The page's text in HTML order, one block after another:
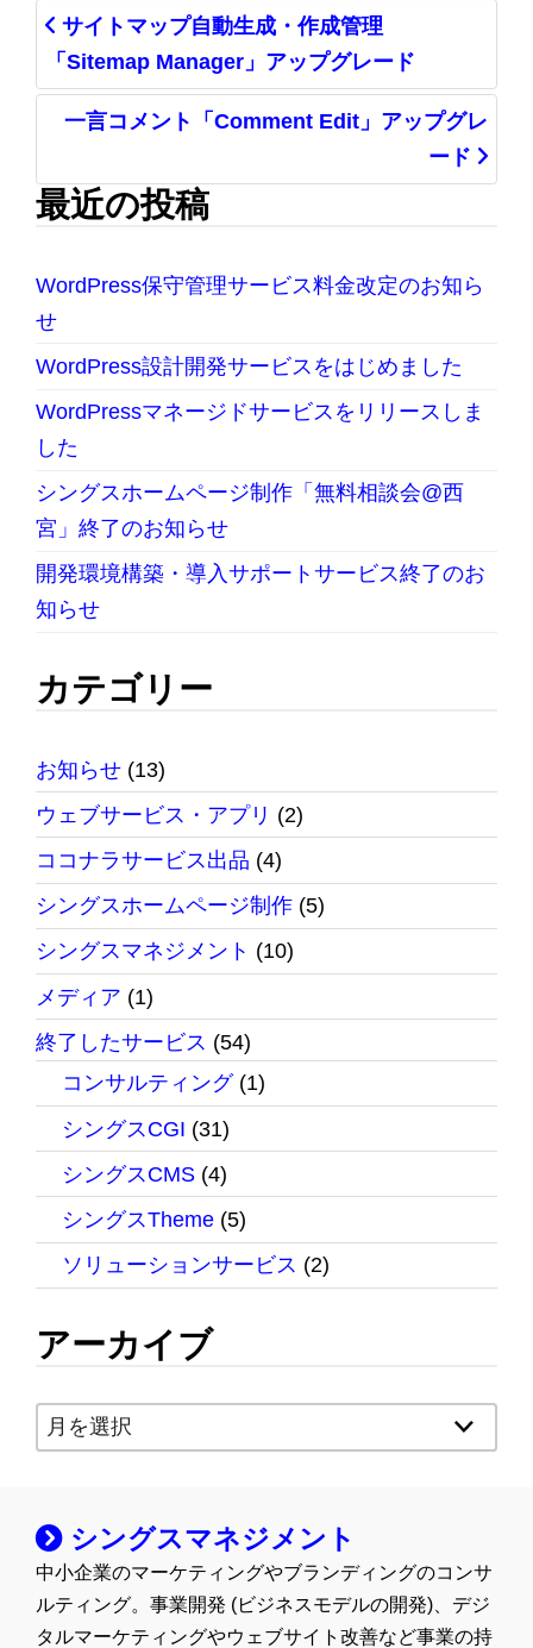
サイトマップ自動生成・作成管理
「Sitemap Manager」アップグレード
一言コメント「Comment Edit」アップグレ
ード
最近の投稿
WordPress保守管理サービス料金改定のお知ら
せ
WordPress設計開発サービスをはじめました
WordPressマネージドサービスをリリースしま
した
シングスホームページ制作「無料相談会@西
宮」終了のお知らせ
開発環境構築・導入サポートサービス終了のお
知らせ
カテゴリー
お知らせ (13)
ウェブサービス・アプリ (2)
ココナラサービス出品 (4)
シングスホームページ制作 (5)
シングスマネジメント (10)
メディア (1)
終了したサービス (54)
コンサルティング(1)
シングスCGI (31)
シングスCMS(4)
シングスTheme(5)
ソリューションサービス (2)
アーカイブ
ア
ー
イ
ブ
シングスマネジメント
中小企業のマーケティングやブランディングのコンサ
ルティング。事業開発 (ビジネスモデルの開発)、デジ
タルマーケティングやウェブサイト改善など事業の持